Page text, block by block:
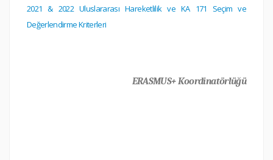
2021 & 2022 Uluslararası Hareketlilik ve KA 171 Seçim ve
Değerlendirme Kriterleri
ERASMUS+ Koordinatörlüğü